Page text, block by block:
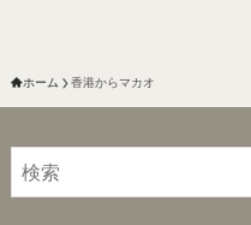
ホーム 香港からマカオ